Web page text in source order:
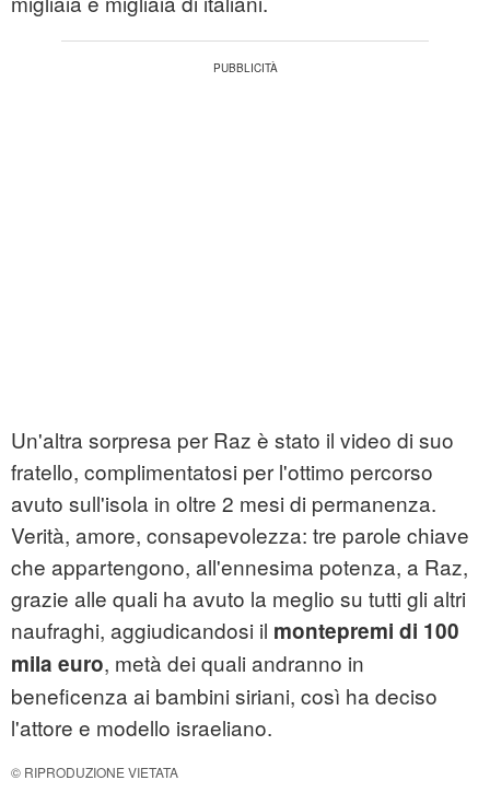
Un'altra sorpresa per Raz è stato il video di suo
fratello, complimentatosi per l'ottimo percorso
avuto sull'isola in oltre 2 mesi di permanenza.
Verità, amore, consapevolezza: tre parole chiave
che appartengono, all'ennesima potenza, a Raz,
grazie alle quali ha avuto la meglio su tutti gli altri
naufraghi, aggiudicandosi il montepremi di 100
mila euro, metà dei quali andranno in
beneficenza ai bambini siriani, così ha deciso
l'attore e modello israeliano.
© RIPRODUZIONE VIETATA